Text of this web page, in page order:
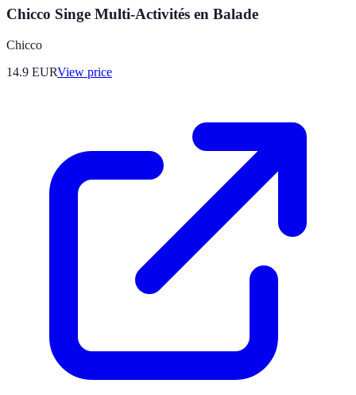
Chicco Singe Multi-Activités en Balade
Chicco
14.9 EURView price